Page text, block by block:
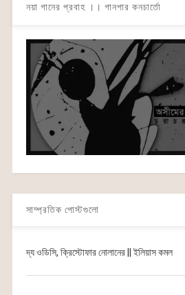
নয়া গানের প্রবাহ ।। গানপার কনচার্তো
সাম্প্রতিক পোস্টগুলো
দ্য ওডিসি, ক্রিস্টোফার নোলানের || ইলিয়াস কমল